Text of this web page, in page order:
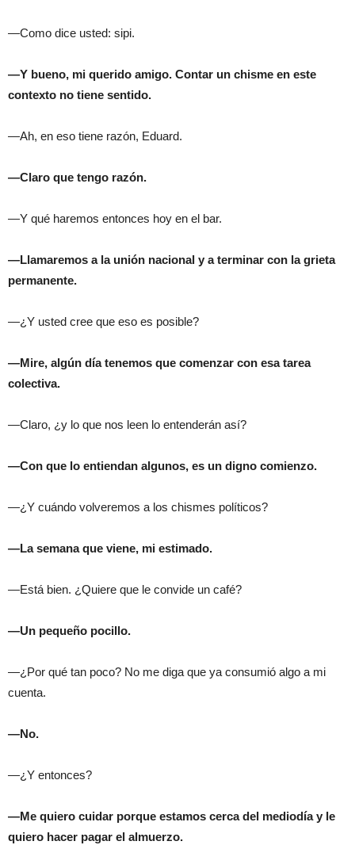
—Como dice usted: sipi.
—Y bueno, mi querido amigo. Contar un chisme en este
contexto no tiene sentido.
—Ah, en eso tiene razón, Eduard.
—Claro que tengo razón.
—Y qué haremos entonces hoy en el bar.
—Llamaremos a la unión nacional y a terminar con la grieta
permanente.
—¿Y usted cree que eso es posible?
—Mire, algún día tenemos que comenzar con esa tarea
colectiva.
—Claro, ¿y lo que nos leen lo entenderán así?
—Con que lo entiendan algunos, es un digno comienzo.
—¿Y cuándo volveremos a los chismes políticos?
—La semana que viene, mi estimado.
—Está bien. ¿Quiere que le convide un café?
—Un pequeño pocillo.
—¿Por qué tan poco? No me diga que ya consumió algo a mi
cuenta.
—No.
—¿Y entonces?
—Me quiero cuidar porque estamos cerca del mediodía y le
quiero hacer pagar el almuerzo.